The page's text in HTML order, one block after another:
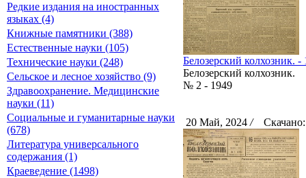
Редкие издания на иностранных
языках (4)
Книжные памятники (388)
Естественные науки (105)
Технические науки (248)
Сельское и лесное хозяйство (9)
Здравоохранение. Медицинские
науки (11)
Социальные и гуманитарные науки
(678)
Литература универсального
содержания (1)
Краеведение (1498)
Белозерский колхозник.
Белозерский колхозник.
№ 2 - 1949
20 Май, 2024 /